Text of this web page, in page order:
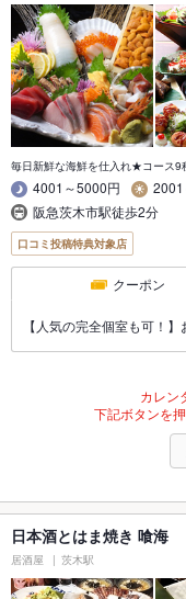
毎日新鮮な海鮮を仕入れ★コース9
4001～5000円
阪急茨木市駅徒歩2分
口コミ投稿特典対象店
クーポン
【人気の完全個室も可！
カレン
下記ボタンを
日本酒とはま焼き 喰海
居酒屋 茨木駅